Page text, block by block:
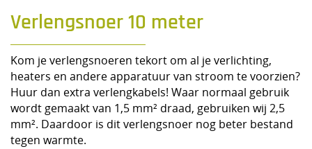
Verlengsnoer 10 meter
Kom je verlengsnoeren tekort om al je verlichting,
heaters en andere apparatuur van stroom te voorzien?
Huur dan extra verlengkabels! Waar normaal gebruik
wordt gemaakt van 1,5 mm² draad, gebruiken wij 2,5
mm². Daardoor is dit verlengsnoer nog beter bestand
tegen warmte.